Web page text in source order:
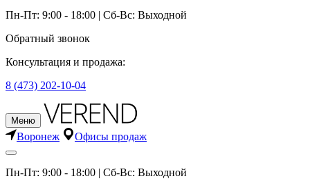
Пн-Пт: 9:00 - 18:00 | Сб-Вс: Выходной
Обратный звонок
Консультация и продажа:
8 (473) 202-10-04
Меню
Воронеж Офисы продаж
Пн-Пт: 9:00 - 18:00 | Сб-Вс: Выходной